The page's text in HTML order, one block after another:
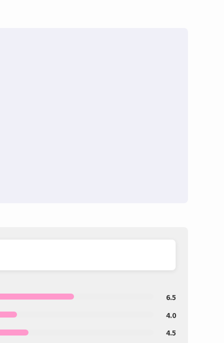
6.5
4.0
4.5